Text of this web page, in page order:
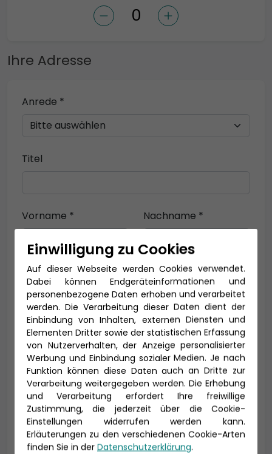
Ihre Adresse
Anrede *
Titel
Vorname * Nachname *
E-Mail *
Telefon *
Geburtsdatum
Einwilligung zu Cookies
Auf dieser Webseite werden Cookies verwendet.
Dabei können Endgeräteinformationen und
personenbezogene Daten erhoben und verarbeitet
werden. Die Verarbeitung dieser Daten dient der
Einbindung von Inhalten, externen Diensten und
Elementen Dritter sowie der statistischen Erfassung
von Nutzerverhalten, der Anzeige personalisierter
Werbung und Einbindung sozialer Medien. Je nach
Funktion können diese Daten auch an Dritte zur
Verarbeitung weitergegeben werden. Die Erhebung
und Verarbeitung erfordert Ihre freiwillige
Zustimmung, die jederzeit über die Cookie-
Einstellungen widerrufen werden kann.
Erläuterungen zu den verschiedenen Cookie-Arten
finden Sie in der Datenschutzerklärung.